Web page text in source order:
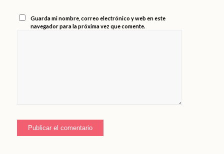
Guarda mi nombre, correo electrónico y web en este
navegador para la próxima vez que comente.